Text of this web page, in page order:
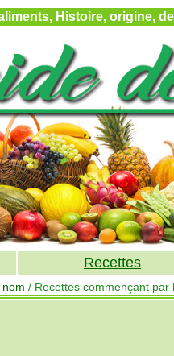
Histoire, origine,
Recettes
/ Recettes commençant par